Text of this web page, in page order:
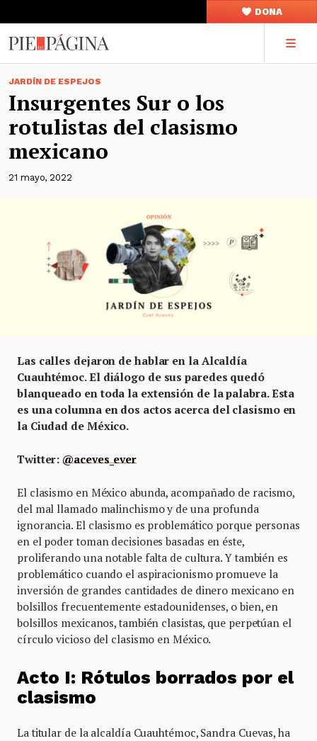
DONA
JARDÍN DE ESPEJOS
Insurgentes Sur o los
rotulistas del clasismo
mexicano
21 mayo, 2022
Las calles dejaron de hablar en la Alcaldía
Cuauhtémoc. El diálogo de sus paredes quedó
blanqueado en toda la extensión de la palabra. Esta
es una columna en dos actos acerca del clasismo en
la Ciudad de México.
Twitter:@aceves_ever
El clasismo en México abunda, acompañado de racismo,
del mal llamado malinchismo y de una profunda
ignorancia. El clasismo es problemático porque personas
en el poder toman decisiones basadas en éste,
proliferando una notable falta de cultura. Y también es
problemático cuando el aspiracionismo promueve la
inversión de grandes cantidades de dinero mexicano en
bolsillos frecuentemente estadounidenses, o bien, en
bolsillos mexicanos, también clasistas, que perpetúan el
círculo vicioso del clasismo en México.
Acto I: Rótulos borrados por el
clasismo
La titular de la alcaldía Cuauhtémoc, Sandra Cuevas, ha